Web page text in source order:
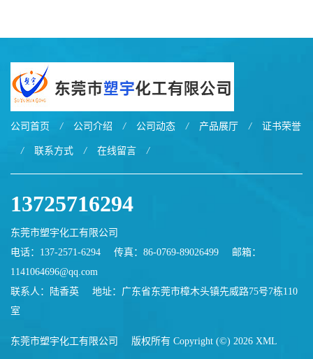
公司首页 / 公司介绍 / 公司动态 / 产品展厅 / 证书荣誉
/ 联系方式 / 在线留言 /
13725716294
东莞市塑宇化工有限公司
电话：137-2571-6294
传真：86-0769-89026499
邮箱：
1141064696@qq.com
联系人：陆香英
地址：广东省东莞市樟木头镇先威路75号7栋110
室
东莞市塑宇化工有限公司 版权所有 Copyright (©) 2026 XML